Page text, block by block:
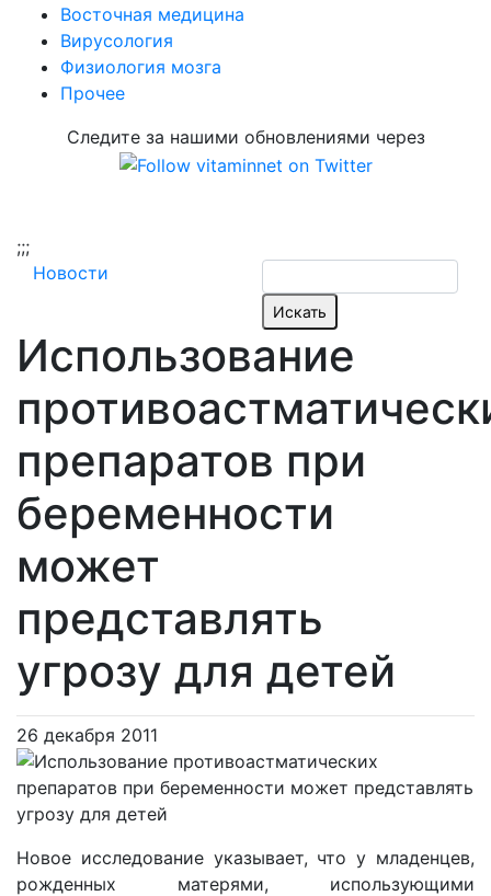
Восточная медицина
Вирусология
Физиология мозга
Прочее
Следите за нашими обновлениями через
;;;
Новости
Использование
препаратов при
беременности
может
представлять
угрозу для детей
26 декабря 2011
Новое исследование указывает, что у младенцев,
рожденных матерями, использующими